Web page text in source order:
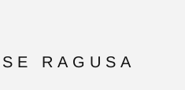
RAGUSA